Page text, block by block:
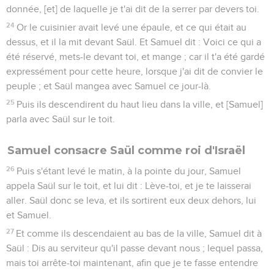
donnée, [et] de laquelle je t'ai dit de la serrer par devers toi.
24 Or le cuisinier avait levé une épaule, et ce qui était au
dessus, et il la mit devant Saül. Et Samuel dit : Voici ce qui a
été réservé, mets-le devant toi, et mange ; car il t'a été gardé
expressément pour cette heure, lorsque j'ai dit de convier le
peuple ; et Saül mangea avec Samuel ce jour-là.
25 Puis ils descendirent du haut lieu dans la ville, et [Samuel]
parla avec Saül sur le toit.
Samuel consacre Saül comme roi d'Israël
26 Puis s'étant levé le matin, à la pointe du jour, Samuel
appela Saül sur le toit, et lui dit : Lève-toi, et je te laisserai
aller. Saül donc se leva, et ils sortirent eux deux dehors, lui
et Samuel.
27 Et comme ils descendaient au bas de la ville, Samuel dit à
Saül : Dis au serviteur qu'il passe devant nous ; lequel passa,
mais toi arrête-toi maintenant, afin que je te fasse entendre